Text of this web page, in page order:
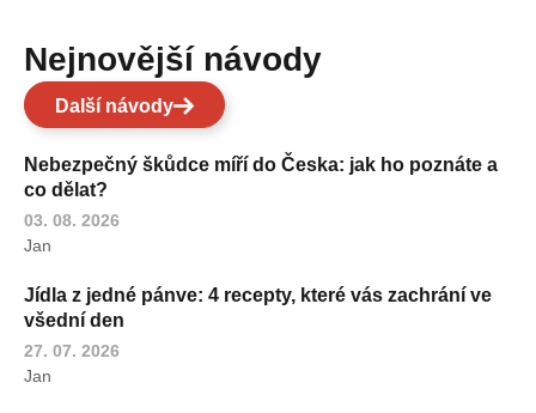
Nejnovější návody
Další návody
Nebezpečný škůdce míří do Česka: jak ho poznáte a
co dělat?
03. 08. 2026
Jan
Jídla z jedné pánve: 4 recepty, které vás zachrání ve
všední den
27. 07. 2026
Jan